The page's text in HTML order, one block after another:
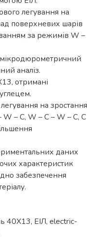
легування на
поверхневих шарів
за режимів W –
мікродюрометричний
аналіз.
отримані
на зростання
– C, W – C – W – C, C
даних
характеристик
забезпечення
40Х13, ЕІЛ, electrіс-